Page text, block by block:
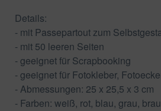
Details:
- mit Passepartout zum
- mit 50 leeren Seiten
- geeignet für Scrapbooking
- geeignet für Fotokleber,
- Abmessungen: 25 x 25,5 x 3 cm
- Farben: weiß, rot, blau, grau,